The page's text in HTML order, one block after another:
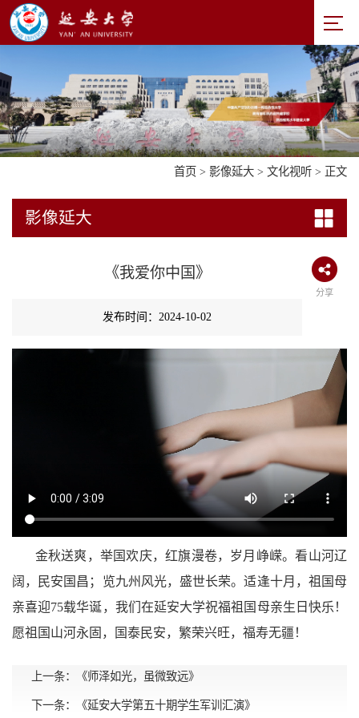
首页 > 影像延大 > 文化视听 > 正文
影像延大
《我爱你中国》
分享
发布时间：2024-10-02
金秋送爽，举国欢庆，红旗漫卷，岁月峥嵘。看山河辽
阔，民安国昌；览九州风光，盛世长荣。适逢十月，祖国母
亲喜迎75载华诞，我们在延安大学祝福祖国母亲生日快乐！
愿祖国山河永固，国泰民安，繁荣兴旺，福寿无疆！
上一条： 《师泽如光，虽微致远》
下一条： 《延安大学第五十期学生军训汇演》